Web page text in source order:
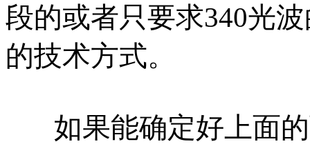
段的或者只要求340光
的技术方式。
如果能确定好上面的